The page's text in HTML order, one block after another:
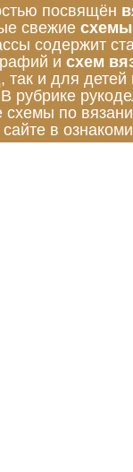
посвящён
свежие схемы
содержит
и схем
так и для
рубрике
схемы по
в